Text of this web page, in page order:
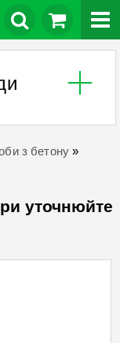
з бетону »
уточнюйте